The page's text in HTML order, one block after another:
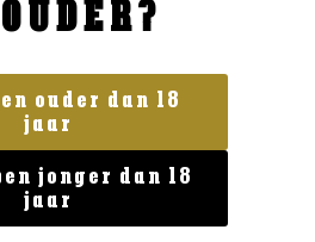
136 Pech Cezarine
ouder dan 18
jaar
jonger dan 18
jaar